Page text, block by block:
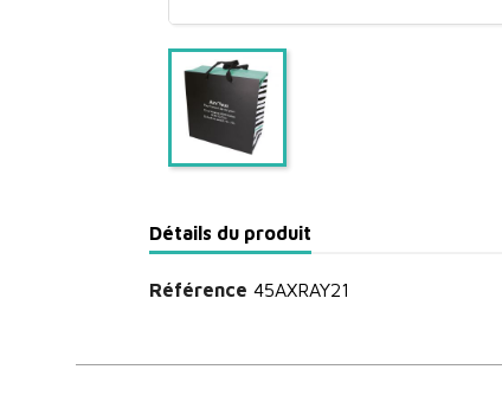
Détails du produit
Référence 45AXRAY21